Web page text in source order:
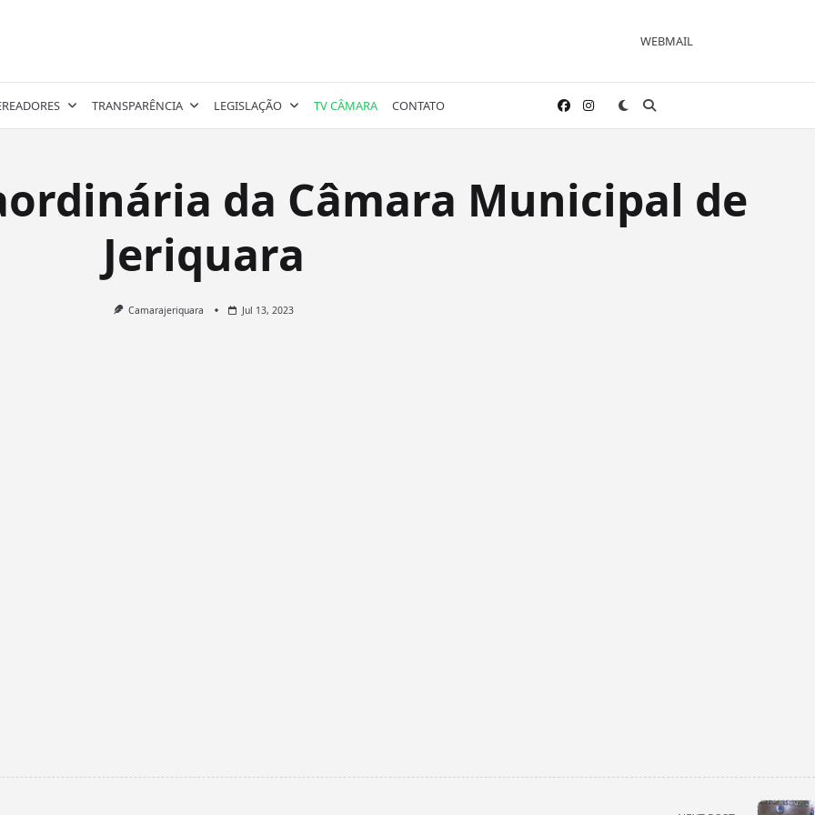
WEBMAIL
TRANSPARÊNCIA LEGISLAÇÃO TV CÂMARA CONTATO
da Câmara Municipal de
Jeriquara
Camarajeriquara Jul 13, 2023